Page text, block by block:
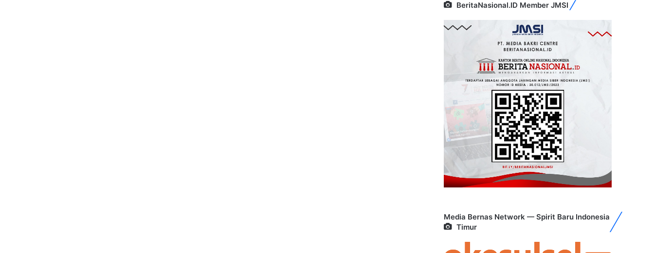
BeritaNasional.ID Member JMSI
Media Bernas Network — Spirit Baru Indonesia
Timur